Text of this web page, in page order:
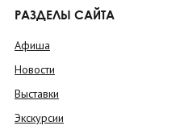
РАЗДЕЛЫ САЙТА
Афиша
Новости
Выставки
Экскурсии